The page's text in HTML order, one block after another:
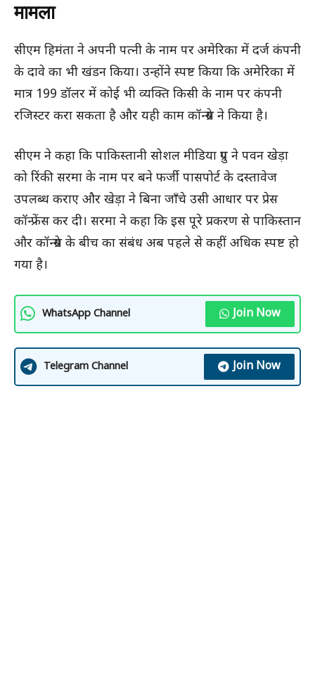
मामला
सीएम हिमंता ने अपनी पत्नी के नाम पर अमेरिका में दर्ज कंपनी
के दावे का भी खंडन किया। उन्होंने स्पष्ट किया कि अमेरिका में
मात्र 199 डॉलर में कोई भी व्यक्ति किसी के नाम पर कंपनी
रजिस्टर करा सकता है और यही काम कॉन्ग्रेस ने किया है।
सीएम ने कहा कि पाकिस्तानी सोशल मीडिया ग्रुप ने पवन खेड़ा
को रिंकी सरमा के नाम पर बने फर्जी पासपोर्ट के दस्तावेज
उपलब्ध कराए और खेड़ा ने बिना जाँचे उसी आधार पर प्रेस
कॉन्फ्रेंस कर दी। सरमा ने कहा कि इस पूरे प्रकरण से पाकिस्तान
और कॉन्ग्रेस के बीच का संबंध अब पहले से कहीं अधिक स्पष्ट हो
गया है।
WhatsApp Channel Join Now
Telegram Channel Join Now